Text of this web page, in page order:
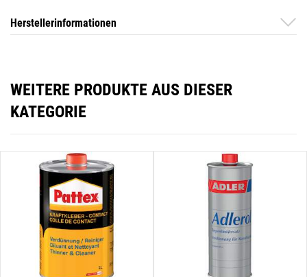
Herstellerinformationen
WEITERE PRODUKTE AUS DIESER
KATEGORIE